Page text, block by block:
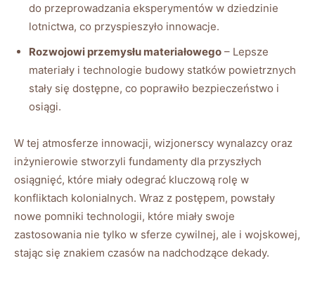
do przeprowadzania eksperymentów w dziedzinie
lotnictwa, co przyspieszyło innowacje.
Rozwojowi przemysłu materiałowego – Lepsze
materiały i technologie budowy statków powietrznych
stały się dostępne, co poprawiło bezpieczeństwo i
osiągi.
W tej atmosferze innowacji, wizjonerscy wynalazcy oraz
inżynierowie stworzyli fundamenty dla przyszłych
osiągnięć, które miały odegrać kluczową rolę w
konfliktach kolonialnych. Wraz z postępem, powstały
nowe pomniki technologii, które miały swoje
zastosowania nie tylko w sferze cywilnej, ale i wojskowej,
stając się znakiem czasów na nadchodzące dekady.